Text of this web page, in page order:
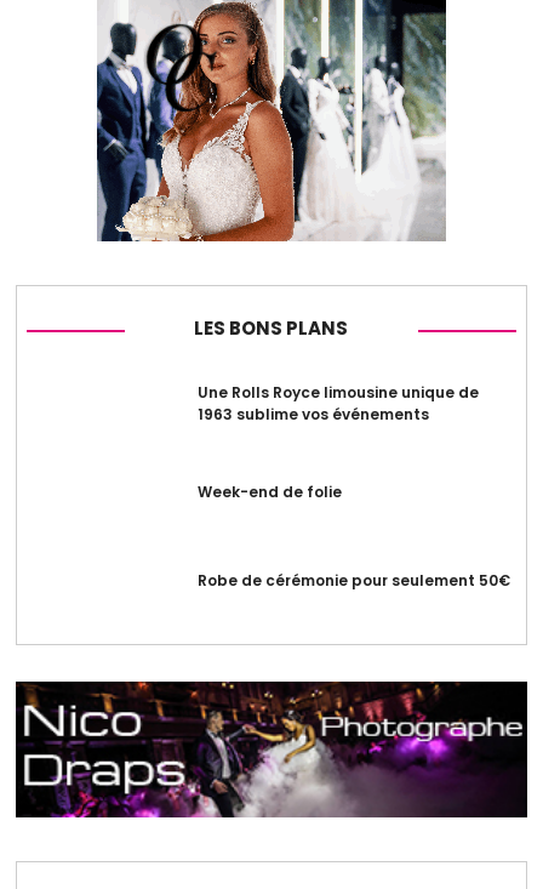
LES BONS PLANS
Une Rolls Royce limousine unique de
1963 sublime vos événements
Week-end de folie
Robe de cérémonie pour seulement 50€